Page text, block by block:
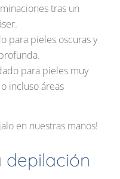
tras un
para pieles oscuras y
para pieles muy
incluso áreas
en nuestras manos!
depilación